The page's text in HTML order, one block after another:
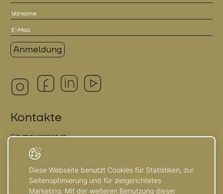
Kontakte
C/oarcjurassien.ch
2300 La Chaux-de-Fonds
+41 (0)32 889 76 20
france.terrier@arc-horloger.org
C/o Grand Besançon Métropole
Diese Webseite benutzt Cookies für Statistiken, zur
Seitenoptimierung und für zielgerichtetes
Marketing. Mit der weiteren Benutzung dieser